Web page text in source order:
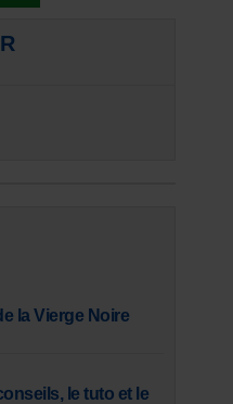
la Vierge Noire
le tuto et le